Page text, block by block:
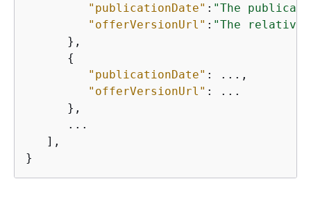
"publicationDate" : "The
"offerVersionUrl" : "The relative
      },
{
"publicationDate" : ...,
"offerVersionUrl" : ...
      },
      ...
   ],
}